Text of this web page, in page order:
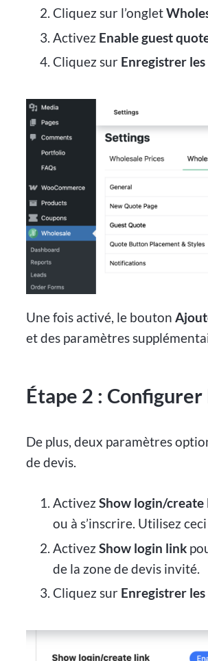
Cliquez sur l’onglet
Activez Enable guest
Cliquez sur Enregistrer
Une fois activé, le bouton
et des paramètres
Étape 2 :
De plus, deux paramètres
de devis.
Activez Show login/create
ou à s’inscrire. Utilisez
Activez Show login link
de la zone de devis invité.
Cliquez sur Enregistrer